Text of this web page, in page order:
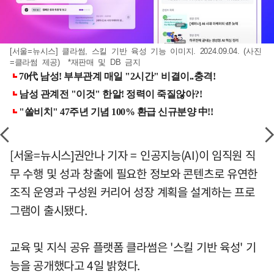
[서울=뉴시스] 클라썸, 스킬 기반 육성 기능 이미지. 2024.09.04. (사진
=클라썸 제공) *재판매 및 DB 금지
[서울=뉴시스]권안나 기자 = 인공지능(AI)이 임직원 직
무 수행 및 성과 창출에 필요한 정보와 콘텐츠로 유연한
조직 운영과 구성원 커리어 성장 계획을 설계하는 프로
그램이 출시됐다.
교육 및 지식 공유 플랫폼 클라썸은 '스킬 기반 육성' 기
능을 공개했다고 4일 밝혔다.